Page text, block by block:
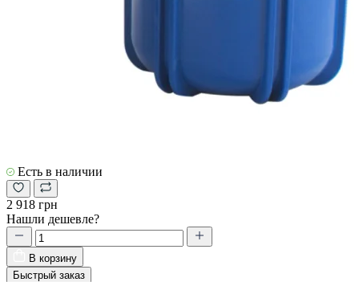
Есть в наличии
2 918 грн
Нашли дешевле?
В корзину
Быстрый заказ